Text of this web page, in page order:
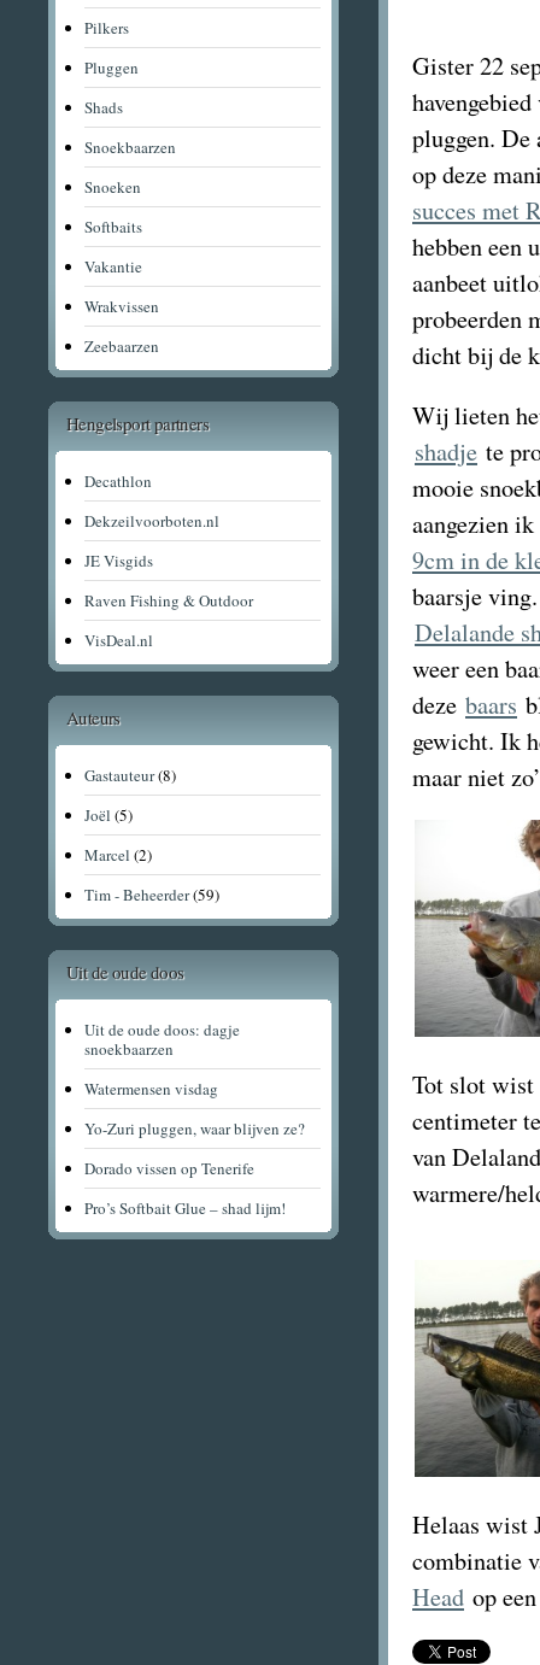
Gister 22
pluggen. De
op deze
succes met
hebben een
aanbeet
probeerden
dicht bij de
Wij lieten
shadje te
mooie
aangezien
9cm in de
baarsje
Delalande
weer een
deze baars
gewicht. Ik
maar niet
Tot slot wist
centimeter
van
warmere/
Helaas wist
combinatie
Head op
Pilkers
Pluggen
Shads
Snoekbaarzen
Snoeken
Softbaits
Vakantie
Wrakvissen
Zeebaarzen
Hengelsport partners
Decathlon
Dekzeilvoorboten.nl
JE Visgids
Raven Fishing & Outdoor
VisDeal.nl
Auteurs
Gastauteur(8)
Joël (5)
Marcel (2)
Tim - Beheerder(59)
Uit de oude doos
Uit de oude doos: dagje
snoekbaarzen
Watermensen visdag
Yo-Zuri pluggen, waar blijven ze?
Dorado vissen op Tenerife
Pro’s Softbait Glue – shad lijm!